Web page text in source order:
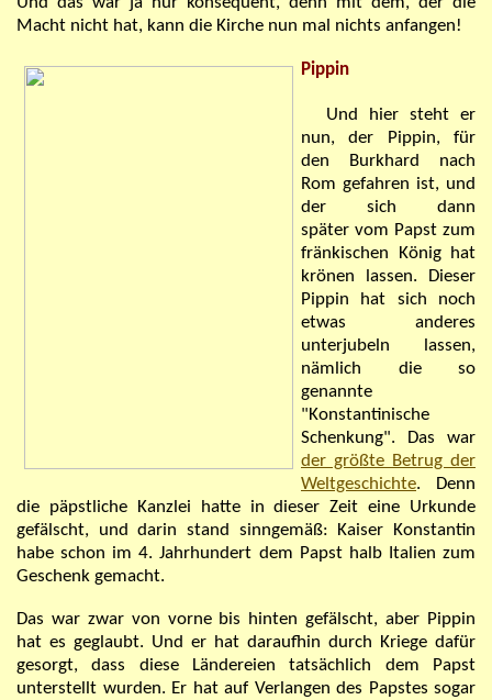
Macht nicht hat, kann die Kirche nun mal nichts anfangen!
Pippin
Und hier steht er
nun, der Pippin, für
den Burkhard nach
Rom gefahren ist, und
der sich dann
später vom Papst zum
fränkischen König hat
krönen lassen. Dieser
Pippin hat sich noch
etwas anderes
unterjubeln lassen,
nämlich die so
genannte
"Konstantinische
Schenkung". Das war
der größte Betrug der
Weltgeschichte. Denn
die päpstliche Kanzlei hatte in dieser Zeit eine Urkunde
gefälscht, und darin stand sinngemäß: Kaiser Konstantin
habe schon im 4. Jahrhundert dem Papst halb Italien zum
Geschenk gemacht.
Das war zwar von vorne bis hinten gefälscht, aber Pippin
hat es geglaubt. Und er hat daraufhin durch Kriege dafür
gesorgt, dass diese Ländereien tatsächlich dem Papst
unterstellt wurden. Er hat auf Verlangen des Papstes sogar